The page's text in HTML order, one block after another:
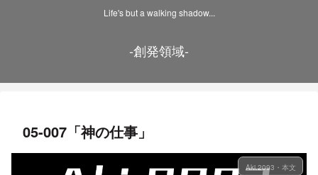
Life's but a walking shadow...
-創発領域-
05-007「神の仕事」
Aki.2093・本文